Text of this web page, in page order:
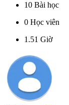
10 Bài học
0 Học viên
1.51 Giờ